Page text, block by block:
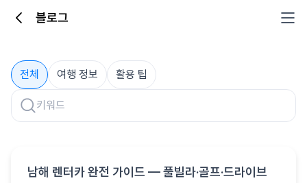
블로그
블로그
전체 여행 정보 활용 팁
여행 정보
남해 렌터카 완전 가이드 — 풀빌라·골프·드라이브